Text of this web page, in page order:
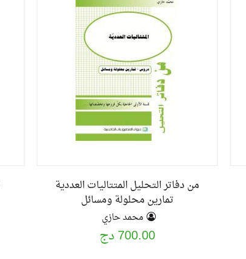
من دفاتر التحليل المتتاليات العددية
تمارين محلولة ومسائل
محمد حازي
700.00 دج